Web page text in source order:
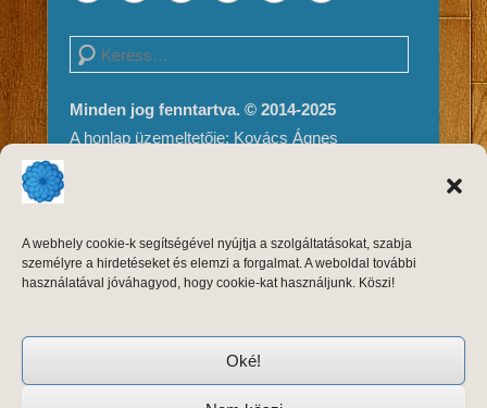
A webhely cookie-k segítségével nyújtja a szolgáltatásokat, szabja
személyre a hirdetéseket és elemzi a forgalmat. A weboldal további
használatával jóváhagyod, hogy cookie-kat használjunk. Köszi!
Oké!
Search
Minden jog fenntartva. © 2014-2025
A honlap üzemeltetője: Kovács Ágnes
jogvédelem alatt áll, másolni, módosítani
kizárólag a szerző, Kovács Ágnes írásos